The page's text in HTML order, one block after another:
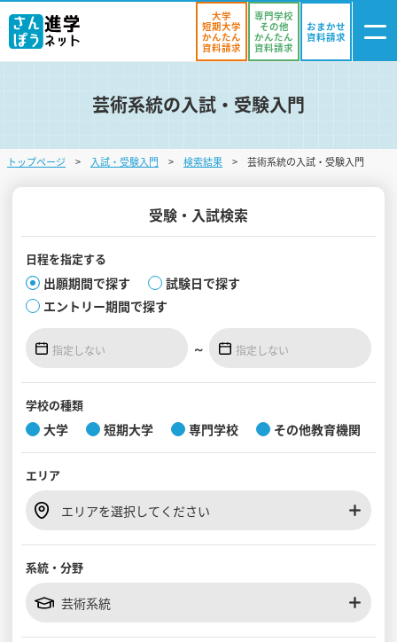
ログイン
・登録
気になる
学校を探す
オープンキャンパスを探す
入試・受験入門
見学会WEB手引書
大学
短期大学
かんたん
資料請求
専門学校
その他
かんたん
資料請求
おまかせ
資料請求
芸術系統の入試・受験入門
トップページ 入試・受験入門 検索結果 芸術系統の入試・受験入門
受験・入試検索
日程を指定する
出願期間で探す
試験日で探す
エントリー期間で探す
～
学校の種類
大学 短期大学 専門学校 その他教育機関
エリア
エリアを選択してください
系統・分野
芸術系統